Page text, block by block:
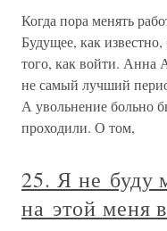
Когда пора менять
Будущее, как
того, как войти. Анна
не самый лучший
А увольнение больно
проходили. О том,
25. Я не буду
на этой меня